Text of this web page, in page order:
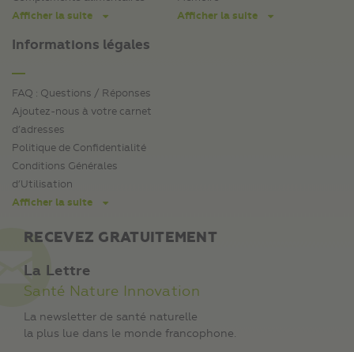
Afficher la suite
Informations légales
FAQ : Questions / Réponses
Ajoutez-nous à votre carnet
d’adresses
Politique de Confidentialité
Conditions Générales
d’Utilisation
Afficher la suite
Afficher la suite
RECEVEZ GRATUITEMENT
La Lettre
Santé Nature Innovation
La newsletter de santé naturelle
la plus lue dans le monde francophone.